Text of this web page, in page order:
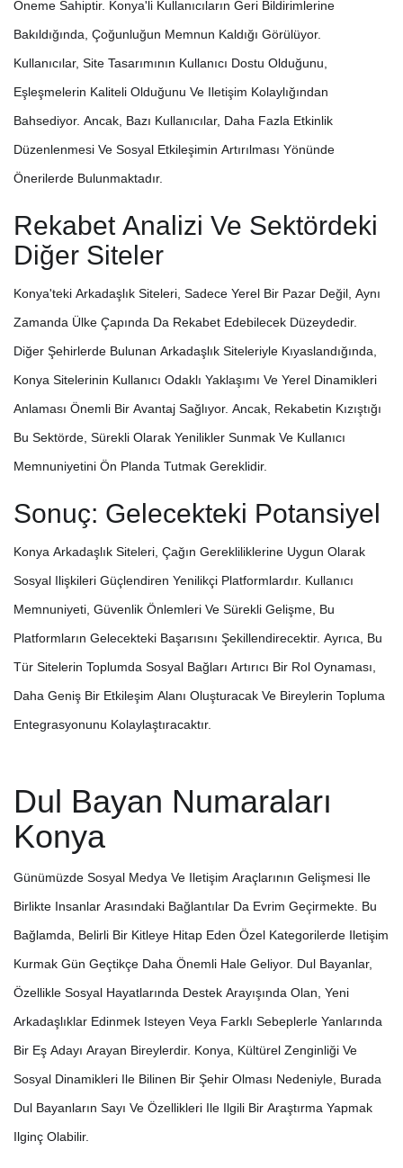
Öneme Sahiptir. Konya'li Kullanıcıların Geri Bildirimlerine
Bakıldığında, Çoğunluğun Memnun Kaldığı Görülüyor.
Kullanıcılar, Site Tasarımının Kullanıcı Dostu Olduğunu,
Eşleşmelerin Kaliteli Olduğunu Ve Iletişim Kolaylığından
Bahsediyor. Ancak, Bazı Kullanıcılar, Daha Fazla Etkinlik
Düzenlenmesi Ve Sosyal Etkileşimin Artırılması Yönünde
Önerilerde Bulunmaktadır.
Rekabet Analizi Ve Sektördeki
Diğer Siteler
Konya'teki Arkadaşlık Siteleri, Sadece Yerel Bir Pazar Değil, Aynı
Zamanda Ülke Çapında Da Rekabet Edebilecek Düzeydedir.
Diğer Şehirlerde Bulunan Arkadaşlık Siteleriyle Kıyaslandığında,
Konya Sitelerinin Kullanıcı Odaklı Yaklaşımı Ve Yerel Dinamikleri
Anlaması Önemli Bir Avantaj Sağlıyor. Ancak, Rekabetin Kızıştığı
Bu Sektörde, Sürekli Olarak Yenilikler Sunmak Ve Kullanıcı
Memnuniyetini Ön Planda Tutmak Gereklidir.
Sonuç: Gelecekteki Potansiyel
Konya Arkadaşlık Siteleri, Çağın Gerekliliklerine Uygun Olarak
Sosyal Ilişkileri Güçlendiren Yenilikçi Platformlardır. Kullanıcı
Memnuniyeti, Güvenlik Önlemleri Ve Sürekli Gelişme, Bu
Platformların Gelecekteki Başarısını Şekillendirecektir. Ayrıca, Bu
Tür Sitelerin Toplumda Sosyal Bağları Artırıcı Bir Rol Oynaması,
Daha Geniş Bir Etkileşim Alanı Oluşturacak Ve Bireylerin Topluma
Entegrasyonunu Kolaylaştıracaktır.
Dul Bayan Numaraları
Konya
Günümüzde Sosyal Medya Ve Iletişim Araçlarının Gelişmesi Ile
Birlikte Insanlar Arasındaki Bağlantılar Da Evrim Geçirmekte. Bu
Bağlamda, Belirli Bir Kitleye Hitap Eden Özel Kategorilerde Iletişim
Kurmak Gün Geçtikçe Daha Önemli Hale Geliyor. Dul Bayanlar,
Özellikle Sosyal Hayatlarında Destek Arayışında Olan, Yeni
Arkadaşlıklar Edinmek Isteyen Veya Farklı Sebeplerle Yanlarında
Bir Eş Adayı Arayan Bireylerdir. Konya, Kültürel Zenginliği Ve
Sosyal Dinamikleri Ile Bilinen Bir Şehir Olması Nedeniyle, Burada
Dul Bayanların Sayı Ve Özellikleri Ile Ilgili Bir Araştırma Yapmak
Ilginç Olabilir.